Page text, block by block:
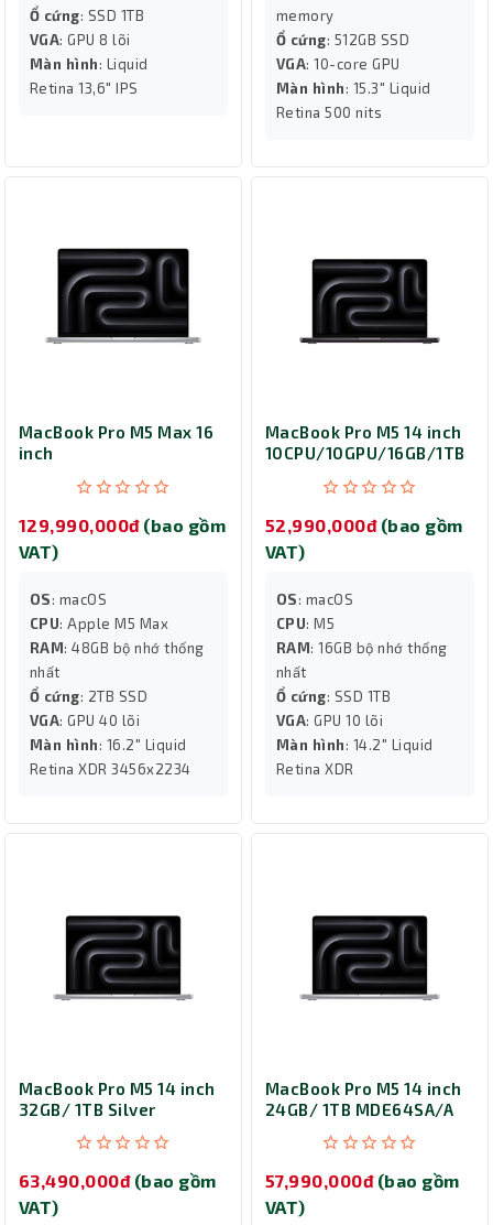
Ổ cứng: SSD 1TB
VGA: GPU 8 lõi
Màn hình: Liquid
Retina 13,6" IPS
memory
Ổ cứng: 512GB SSD
VGA: 10-core GPU
Màn hình: 15.3" Liquid
Retina 500 nits
MacBook Pro M5 Max 16
inch
Silver MGE94SA/A
129,990,000đ (bao gồm
VAT)
OS: macOS
CPU: Apple M5 Max
RAM: 48GB bộ nhớ thống
nhất
Ổ cứng: 2TB SSD
VGA: GPU 40 lõi
Màn hình: 16.2" Liquid
Retina XDR 3456x2234
MacBook Pro M5 14 inch
10CPU/10GPU/16GB/1TB
52,990,000đ (bao gồm
VAT)
OS: macOS
CPU: M5
RAM: 16GB bộ nhớ thống
nhất
Ổ cứng: SSD 1TB
VGA: GPU 10 lõi
Màn hình: 14.2" Liquid
Retina XDR
MacBook Pro M5 14 inch
32GB/ 1TB Silver
63,490,000đ (bao gồm
VAT)
MacBook Pro M5 14 inch
24GB/ 1TB MDE64SA/A
57,990,000đ (bao gồm
VAT)